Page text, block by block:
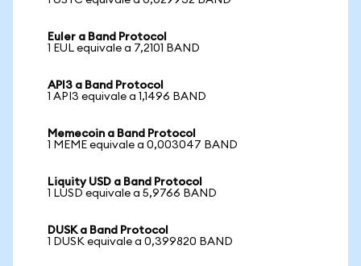
Euler a Band Protocol
1 EUL equivale a 7,2101 BAND
API3 a Band Protocol
1 API3 equivale a 1,1496 BAND
Memecoin a Band Protocol
1 MEME equivale a 0,003047 BAND
Liquity USD a Band Protocol
1 LUSD equivale a 5,9766 BAND
DUSK a Band Protocol
1 DUSK equivale a 0,399820 BAND